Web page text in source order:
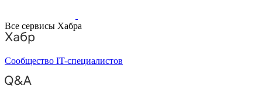
Все сервисы Хабра
Сообщество IT-специалистов